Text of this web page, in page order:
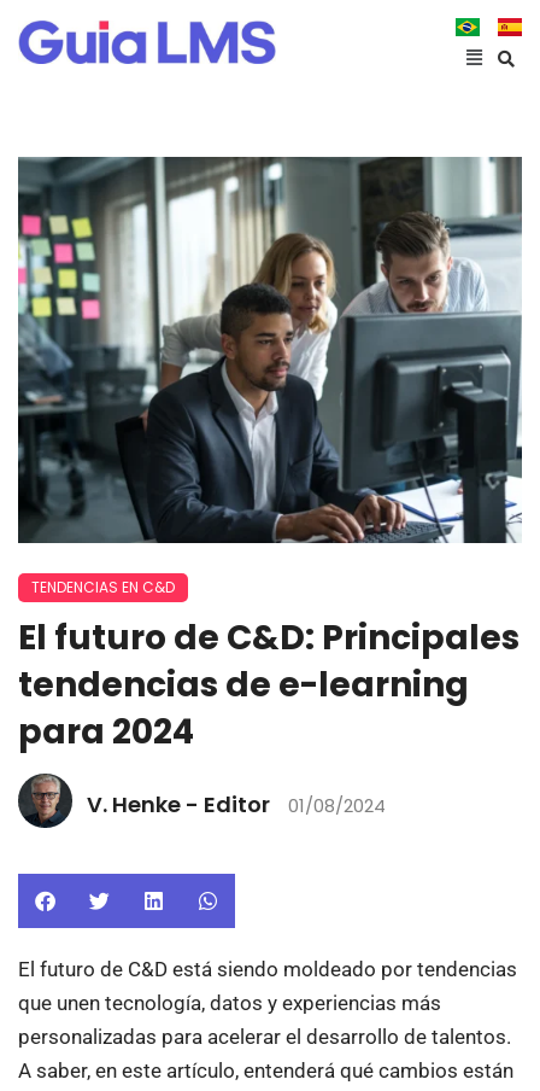
TENDENCIAS EN C&D
El futuro de C&D: Principales
tendencias de e-learning
para 2024
V. Henke - Editor 01/08/2024
El futuro de C&D está siendo moldeado por tendencias
que unen tecnología, datos y experiencias más
personalizadas para acelerar el desarrollo de talentos.
A saber, en este artículo, entenderá qué cambios están